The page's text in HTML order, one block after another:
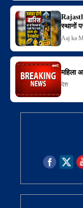
स्थानों
Aaj ka
महिला
देश